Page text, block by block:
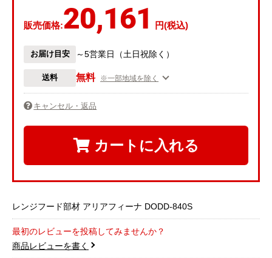
販売価格:20,161 円(税込)
お届け目安 ～5営業日（土日祝除く）
送料 無料 ※一部地域を除く
キャンセル・返品
カートに入れる
レンジフード部材 アリアフィーナ DODD-840S
最初のレビューを投稿してみませんか？
商品レビューを書く